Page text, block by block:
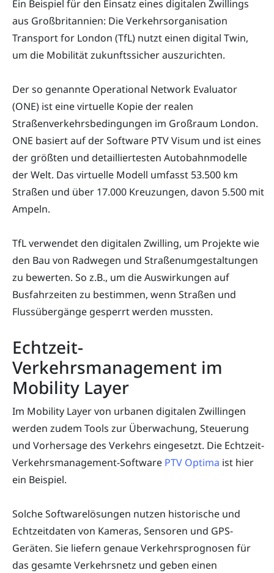
Ein Beispiel für den Einsatz eines digitalen Zwillings
aus Großbritannien: Die Verkehrsorganisation
Transport for London (TfL) nutzt einen digital Twin,
um die Mobilität zukunftssicher auszurichten.
Der so genannte Operational Network Evaluator
(ONE) ist eine virtuelle Kopie der realen
Straßenverkehrsbedingungen im Großraum London.
ONE basiert auf der Software PTV Visum und ist eines
der größten und detailliertesten Autobahnmodelle
der Welt. Das virtuelle Modell umfasst 53.500 km
Straßen und über 17.000 Kreuzungen, davon 5.500 mit
Ampeln.
TfL verwendet den digitalen Zwilling, um Projekte wie
den Bau von Radwegen und Straßenumgestaltungen
zu bewerten. So z.B., um die Auswirkungen auf
Busfahrzeiten zu bestimmen, wenn Straßen und
Flussübergänge gesperrt werden mussten.
Echtzeit-
Verkehrsmanagement im
Mobility Layer
Im Mobility Layer von urbanen digitalen Zwillingen
werden zudem Tools zur Überwachung, Steuerung
und Vorhersage des Verkehrs eingesetzt. Die Echtzeit-
Verkehrsmanagement-Software PTV Optima ist hier
ein Beispiel.
Solche Softwarelösungen nutzen historische und
Echtzeitdaten von Kameras, Sensoren und GPS-
Geräten. Sie liefern genaue Verkehrsprognosen für
das gesamte Verkehrsnetz und geben einen